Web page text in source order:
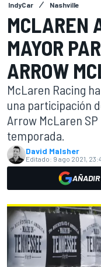
IndyCar Nashville
MCLAREN
MAYOR
ARROW
McLaren Racing
una participación
Arrow McLaren
temporada.
David Malsher
Editado: 9 ago 2021,
AÑADIR